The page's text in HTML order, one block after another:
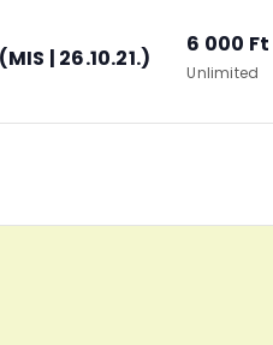
| 26.10.21.)
6 000 Ft
Unlimited